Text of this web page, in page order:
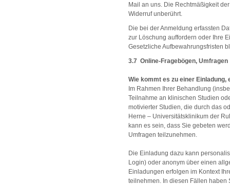
Mail an uns. Die Rechtmäßigkeit
Widerruf unberührt.
Die bei der Anmeldung erfassten
zur Löschung auffordern oder Ihre
Gesetzliche Aufbewahrungsfristen
3.7 Online-Fragebögen, Umfragen
Wie kommt es zu einer Einladung,
Im Rahmen Ihrer Behandlung
Teilnahme an klinischen Studien
motivierter Studien, die durch das
Herne – Universitätsklinikum der
kann es sein, dass Sie gebeten
Umfragen teilzunehmen.
Die Einladung dazu kann
Login) oder anonym über einen
Einladungen erfolgen im Kontext
teilnehmen. In diesen Fällen haben